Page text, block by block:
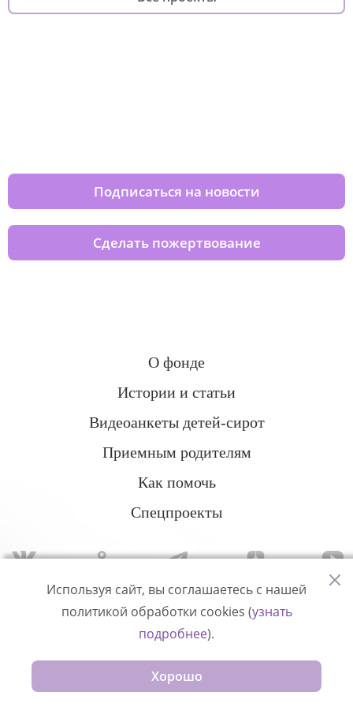
Подписаться на новости
Сделать пожертвование
О фонде
Истории и статьи
Видеоанкеты детей-сирот
Приемным родителям
Как помочь
Спецпроекты
Политика конфиденциальности
© Измени одну жизнь
Используя сайт, вы соглашаетесь с нашей
политикой обработки cookies (узнать
подробнее).
Хорошо